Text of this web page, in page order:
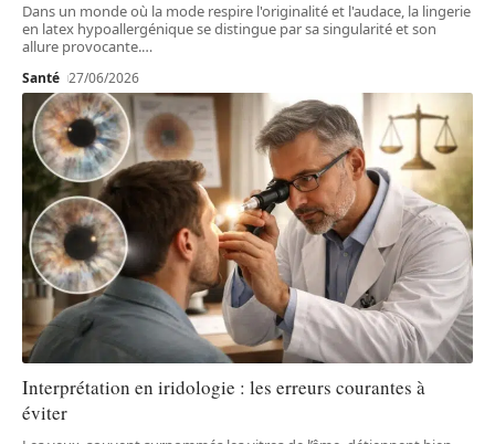
Dans un monde où la mode respire l'originalité et l'audace, la lingerie
en latex hypoallergénique se distingue par sa singularité et son
allure provocante.…
Santé 27/06/2026
Interprétation en iridologie : les erreurs courantes à
éviter